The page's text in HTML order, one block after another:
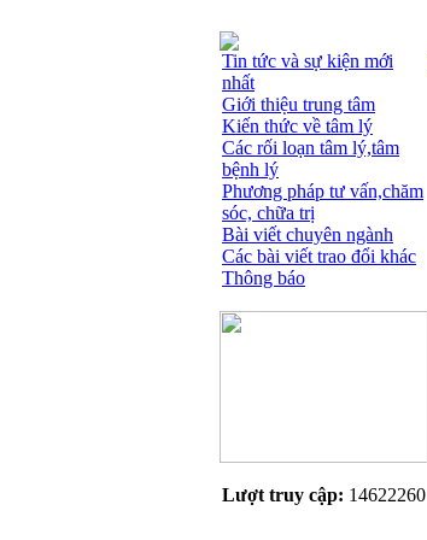
Tin tức và sự kiện mới
nhất
Giới thiệu trung tâm
Kiến thức về tâm lý
Các rối loạn tâm lý,tâm
bệnh lý
Phương pháp tư vấn,chăm
sóc, chữa trị
Bài viết chuyên ngành
Các bài viết trao đổi khác
Thông báo
Lượt truy cập: 14622260